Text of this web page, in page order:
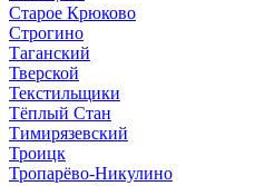
Старое Крюково
Строгино
Таганский
Тверской
Текстильщики
Тёплый Стан
Тимирязевский
Троицк
Тропарёво-Никулино